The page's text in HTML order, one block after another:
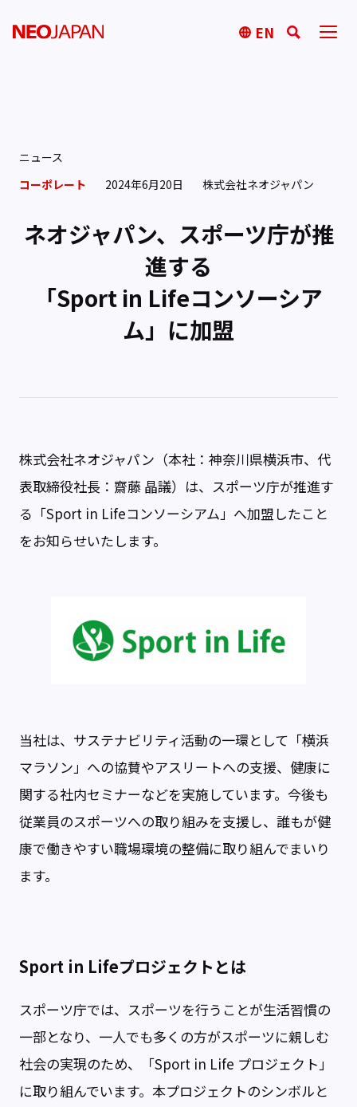
EN
ニュース
コーポレート
2024年6月20日 株式会社ネオジャパン
ネオジャパン、スポーツ庁が推
進する
「Sport in Lifeコンソーシア
ム」に加盟
株式会社ネオジャパン（本社：神奈川県横浜市、代
表取締役社長：齋藤 晶議）は、スポーツ庁が推進す
る「Sport in Lifeコンソーシアム」へ加盟したこと
をお知らせいたします。
当社は、サステナビリティ活動の一環として「横浜
マラソン」への協賛やアスリートへの支援、健康に
関する社内セミナーなどを実施しています。今後も
従業員のスポーツへの取り組みを支援し、誰もが健
康で働きやすい職場環境の整備に取り組んでまいり
ます。
Sport in Lifeプロジェクトとは
スポーツ庁では、スポーツを行うことが生活習慣の
一部となり、一人でも多くの方がスポーツに親しむ
社会の実現のため、「Sport in Life プロジェクト」
に取り組んでいます。本プロジェクトのシンボルと